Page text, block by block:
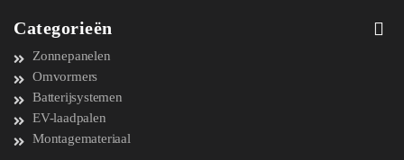
Categorieën
Zonnepanelen
Omvormers
Batterijsystemen
EV-laadpalen
Montagemateriaal